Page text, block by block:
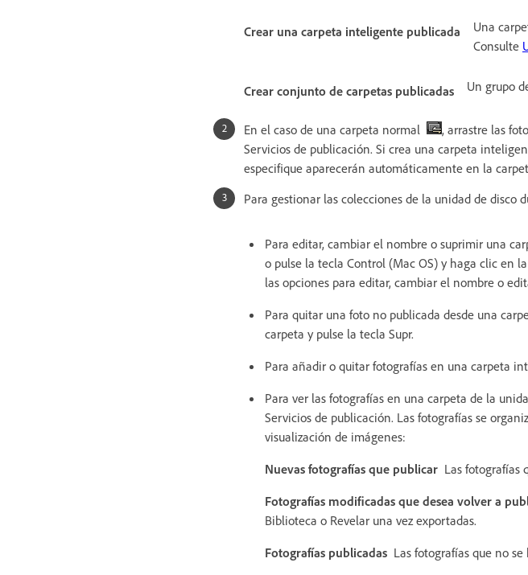
Crear una carpeta inteligente publicada
Una
Consulte
Crear conjunto de carpetas publicadas Un grupo
En el caso de una carpeta normal
, arrastre las
Servicios de publicación. Si crea una carpeta
especifique aparecerán automáticamente en la
Para gestionar las colecciones de la unidad de disco
Para editar, cambiar el nombre o suprimir una
o pulse la tecla Control (Mac OS) y haga clic en
las opciones para editar, cambiar el nombre o
Para quitar una foto no publicada desde una
carpeta y pulse la tecla Supr.
Para añadir o quitar fotografías en una carpeta
Para ver las fotografías en una carpeta de la
Servicios de publicación. Las fotografías se
visualización de imágenes:
Nuevas fotografías que publicar Las fotografías
Fotografías modificadas que desea volver a
Biblioteca o Revelar una vez exportadas.
Fotografías publicadas Las fotografías que no